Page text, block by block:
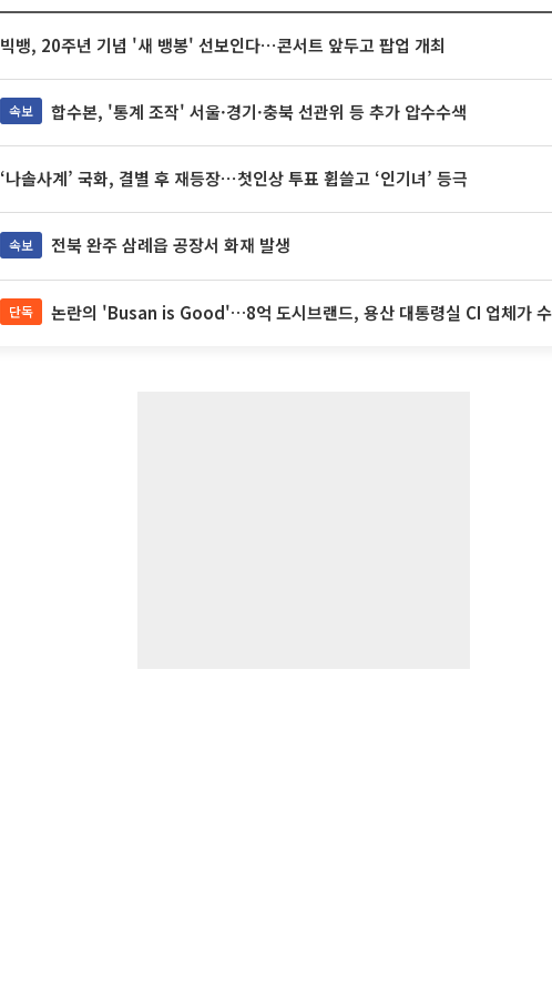
빅뱅, 20주년 기념 '새 뱅봉' 선보인다⋯콘서트 앞두고 팝업 개최
속보 합수본, '통계 조작' 서울·경기·충북 선관위 등 추가 압수수색
‘나솔사계’ 국화, 결별 후 재등장⋯첫인상 투표 휩쓸고 ‘인기녀’ 등극
속보 전북 완주 삼례읍 공장서 화재 발생
단독 논란의 'Busan is Good'…8억 도시브랜드, 용산 대통령실 CI 업체가